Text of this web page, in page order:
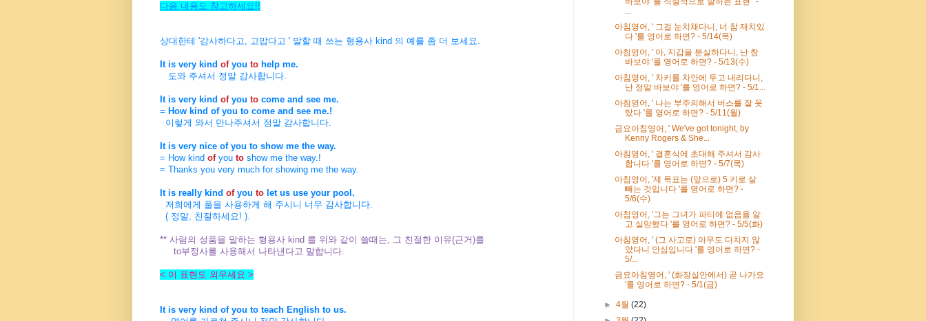
다음 내용도 참고하세요!!
상대한테 '감사하다고, 고맙다고 ' 말할 때 쓰는 형용사 kind 의 예를 좀 더 보세요.
It is very kind ofyou to help me.
도와 주셔서 정말 감사합니다.
It is very kind ofyou to come and see me.
= How kind of you to come and see me.!
이렇게 와서 만나주셔서 정말 감사합니다.
It is very nice of you to show me the way.
= How kind ofyou to show me the way.!
= Thanks you very much for showing me the way.
It is really kind of you to let us use your pool.
저희에게 풀을 사용하게 해 주시니 너무 감사합니다.
( 정말, 친절하세요! ).
** 사람의 성품을 말하는 형용사 kind 를 위와 같이 쓸때는, 그 친절한 이유(근거)를
to부정사를 사용해서 나타낸다고 말합니다.
< 이 표현도 외우세요 >
It is very kind of you to teach English to us.
아침영어, ' 그걸 눈치채다니, 너 참 재치있
다 '를 영어로 하면? - 5/14(목)
아침영어, ' 아, 지갑을 분실하다니, 난 참
바보야 '를 영어로 하면? - 5/13(수)
아침영어, ' 차키를 차안에 두고 내리다니,
난 정말 바보야 '를 영어로 하면? - 5/1...
아침영어, ' 나는 부주의해서 버스를 잘 못
탔다 '를 영어로 하면? - 5/11(월)
금요아침영어, ' We've got tonight, by
Kenny Rogers & She...
아침영어, ' 결혼식에 초대해 주셔서 감사
합니다 '를 영어로 하면? - 5/7(목)
아침영어, '제 목표는 (앞으로) 5 키로 살
빼는 것입니다 '를 영어로 하면? -
5/6(수)
아침영어, '그는 그녀가 파티에 없음을 알
고 실망했다 '를 영어로 하면? - 5/5(화)
아침영어, ' (그 사고로) 아무도 다치지 않
았다니 안심입니다 '를 영어로 하면? -
5/...
금요아침영어, ' (화장실안에서) 곧 나가요
'를 영어로 하면? - 5/1(금)
►4월(22)